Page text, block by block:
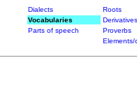
Dialects Roots
Vocabularies Derivatives
Parts of speech Proverbs
Elements/